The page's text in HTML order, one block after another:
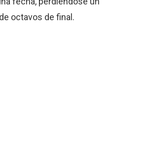
octavos de final.